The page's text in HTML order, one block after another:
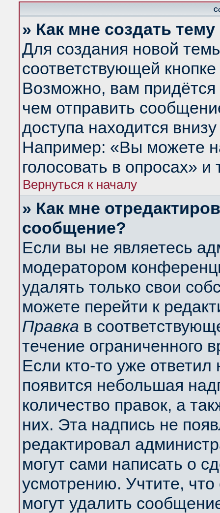
» Как мне создать
Для создания новой
соответствующей
Возможно, вам придётся
чем отправить
доступа находится
Например: «Вы можете
голосовать в опросах» и
Вернуться к началу
» Как мне
сообщение?
Если вы не являетесь
модератором
удалять только свои
можете перейти к
Правка в
течение ограниченного
Если кто-то уже
появится небольшая
количество правок, а
них. Эта надпись не
редактировал
могут сами написать о
усмотрению. Учтите,
могут удалить